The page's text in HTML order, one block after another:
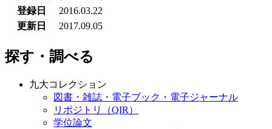
登録日
2016.03.22
更新日
2017.09.05
探す・調べる
九大コレクション
図書・雑誌・電子ブック・電子ジャーナル
リポジトリ（QIR）
学位論文